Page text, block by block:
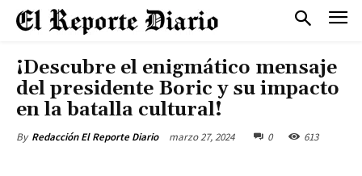
¡Descubre el enigmático mensaje
del presidente Boric y su impacto
en la batalla cultural!
By Redacción El Reporte Diario marzo 27, 2024 0 613